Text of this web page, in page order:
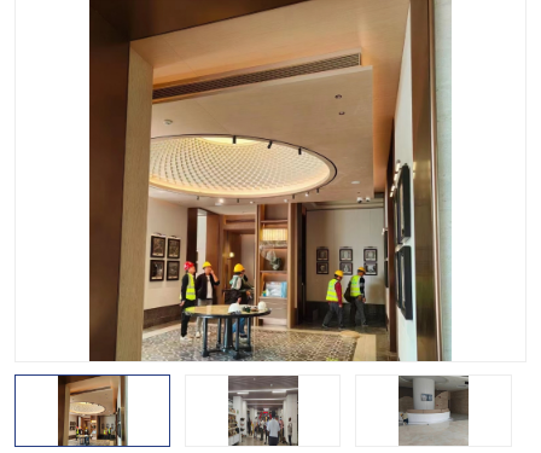
发泡陶瓷装饰构件
GRC厂家
GRG材料生产厂家
UHPC幕墙板 GRC树池坐凳
UHPC树池坐凳